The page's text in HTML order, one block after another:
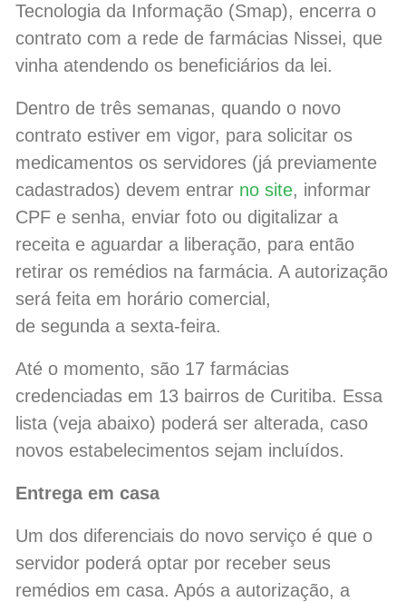
Tecnologia da Informação (Smap), encerra o
contrato com a rede de farmácias Nissei, que
vinha atendendo os beneficiários da lei.
Dentro de três semanas, quando o novo
contrato estiver em vigor, para solicitar os
medicamentos os servidores (já previamente
cadastrados) devem entrar no site, informar
CPF e senha, enviar foto ou digitalizar a
receita e aguardar a liberação, para então
retirar os remédios na farmácia. A autorização
será feita em horário comercial,
de segunda a sexta-feira.
Até o momento, são 17 farmácias
credenciadas em 13 bairros de Curitiba. Essa
lista (veja abaixo) poderá ser alterada, caso
novos estabelecimentos sejam incluídos.
Entrega em casa
Um dos diferenciais do novo serviço é que o
servidor poderá optar por receber seus
remédios em casa. Após a autorização, a